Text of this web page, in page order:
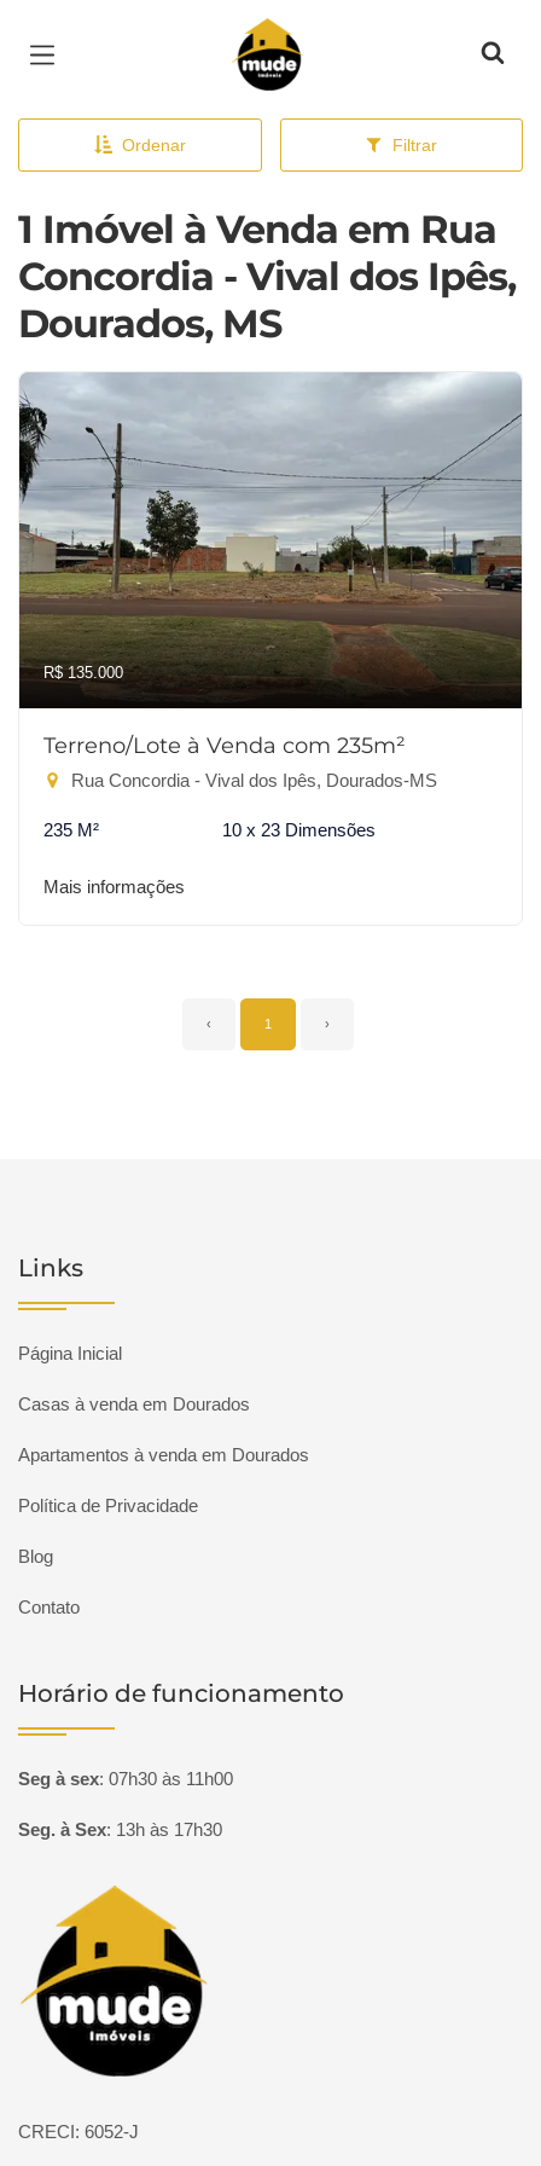
Página inicial
Ordenar Filtrar
1 Imóvel à Venda em Rua
Concordia - Vival dos Ipês,
Dourados, MS
R$ 135.000
Terreno/Lote à Venda com 235m²
Rua Concordia - Vival dos Ipês, Dourados-MS
235 M² 10 x 23 Dimensões
Mais informações
‹ 1 ›
Links
Página Inicial
Casas à venda em Dourados
Apartamentos à venda em Dourados
Política de Privacidade
Blog
Contato
Horário de funcionamento
Seg à sex: 07h30 às 11h00
Seg. à Sex: 13h às 17h30
Página inicial
CRECI: 6052-J